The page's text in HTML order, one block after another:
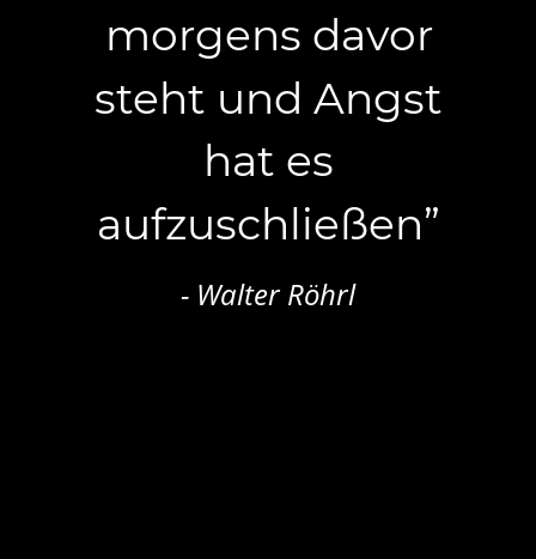
morgens davor
steht und Angst
hat es
aufzuschließen”
- Walter Röhrl